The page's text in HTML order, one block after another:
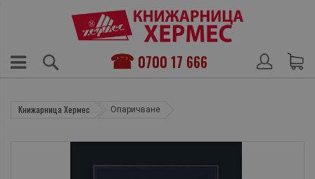
0700 17 666
Книжарница Хермес Опаричване